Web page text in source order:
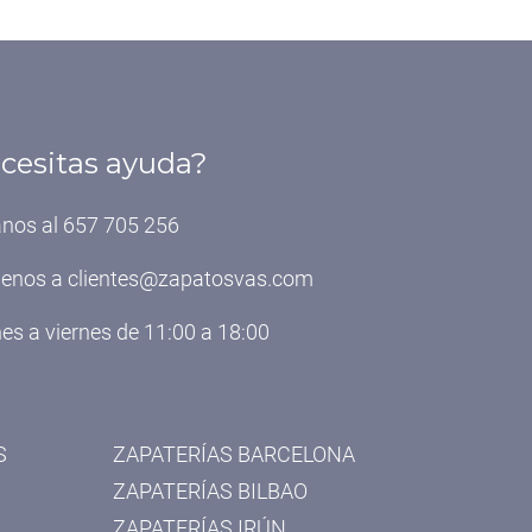
ayuda?
al 657 705 256
a clientes@zapatosvas.com
a viernes de 11:00 a 18:00
ZAPATERÍAS BARCELONA
ZAPATERÍAS BILBAO